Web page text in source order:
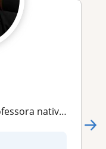
do idioma!